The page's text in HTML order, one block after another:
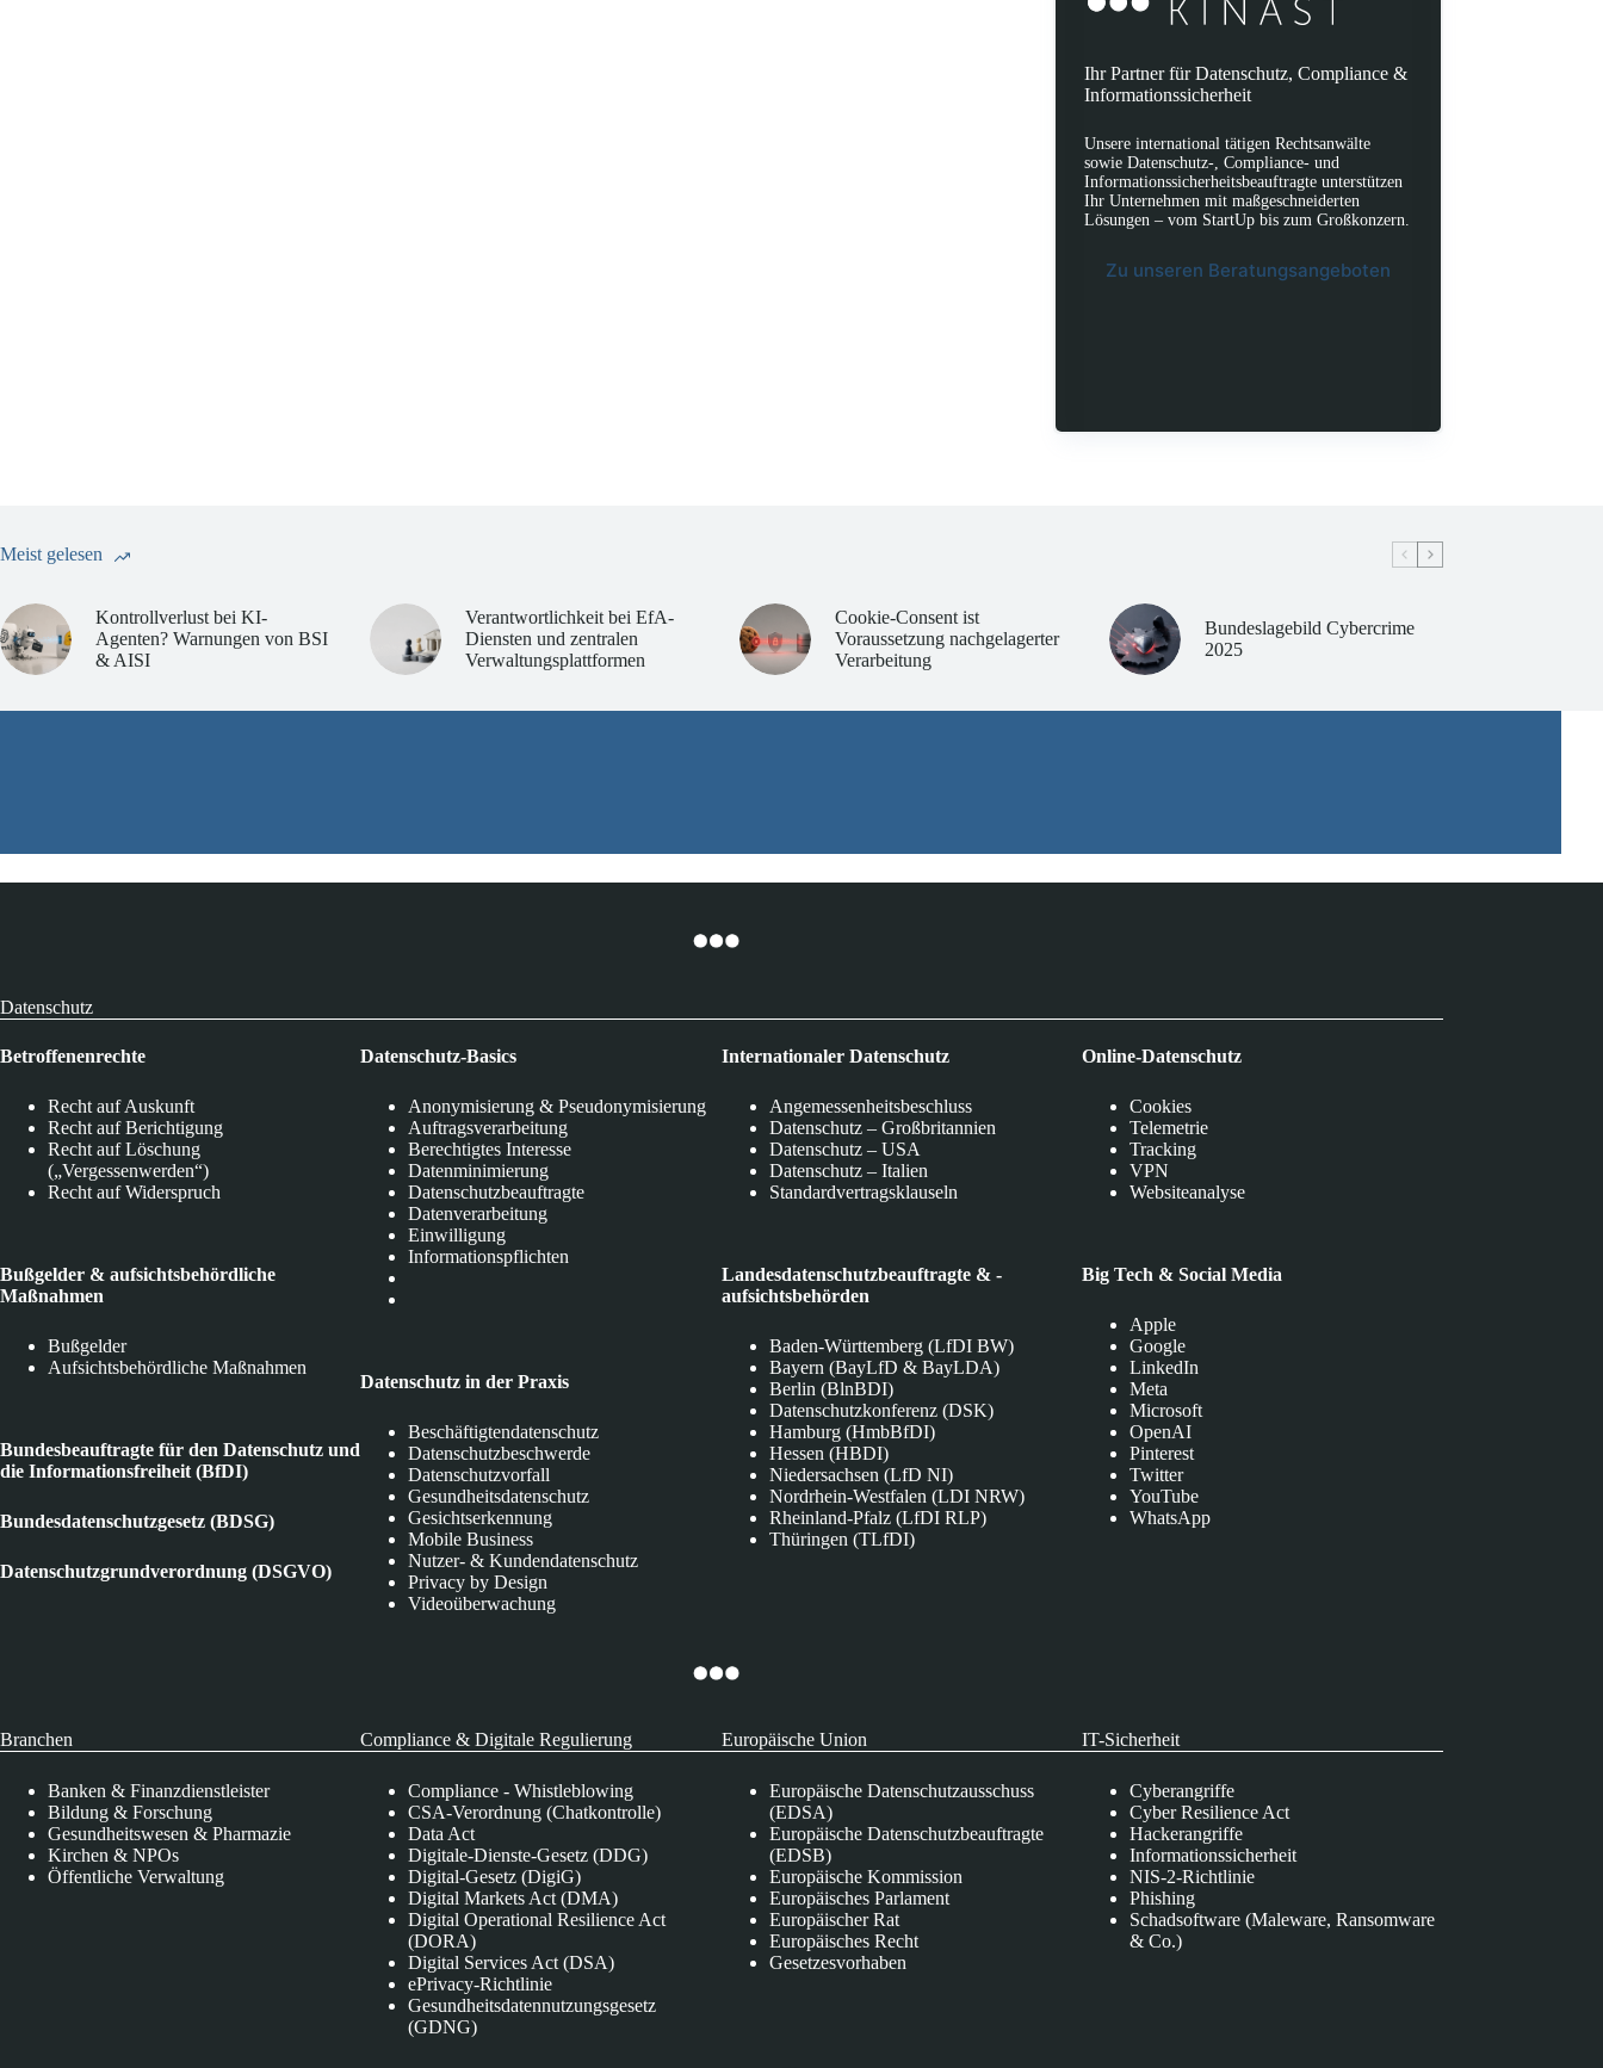
Ihr Partner für Datenschutz, Compliance &
Informationssicherheit
Unsere international tätigen Rechtsanwälte
sowie Datenschutz-, Compliance- und
Informationssicherheitsbeauftragte unterstützen
Ihr Unternehmen mit maßgeschneiderten
Lösungen – vom StartUp bis zum Großkonzern.
Zu unseren Beratungsangeboten
Meist gelesen
Kontrollverlust bei KI-
Agenten? Warnungen von BSI
& AISI
Verantwortlichkeit bei EfA-
Diensten und zentralen
Verwaltungsplattformen
Cookie-Consent ist
Voraussetzung nachgelagerter
Verarbeitung
Bundeslagebild Cybercrime
2025
Datenschutz
Betroffenenrechte
Recht auf Auskunft
Recht auf Berichtigung
Recht auf Löschung
(„Vergessenwerden“)
Recht auf Widerspruch
Bußgelder & aufsichtsbehördliche
Maßnahmen
Bußgelder
Aufsichtsbehördliche Maßnahmen
Bundesbeauftragte für den Datenschutz und
die Informationsfreiheit (BfDI)
Bundesdatenschutzgesetz (BDSG)
Datenschutzgrundverordnung (DSGVO)
Datenschutz-Basics
Anonymisierung & Pseudonymisierung
Auftragsverarbeitung
Berechtigtes Interesse
Datenminimierung
Datenschutzbeauftragte
Datenverarbeitung
Einwilligung
Informationspflichten
Datenschutz in der Praxis
Beschäftigtendatenschutz
Datenschutzbeschwerde
Datenschutzvorfall
Gesundheitsdatenschutz
Gesichtserkennung
Mobile Business
Nutzer- & Kundendatenschutz
Privacy by Design
Videoüberwachung
Internationaler Datenschutz
Angemessenheitsbeschluss
Datenschutz – Großbritannien
Datenschutz – USA
Datenschutz – Italien
Standardvertragsklauseln
Landesdatenschutzbeauftragte & -
aufsichtsbehörden
Baden-Württemberg (LfDI BW)
Bayern (BayLfD & BayLDA)
Berlin (BlnBDI)
Datenschutzkonferenz (DSK)
Hamburg (HmbBfDI)
Hessen (HBDI)
Niedersachsen (LfD NI)
Nordrhein-Westfalen (LDI NRW)
Rheinland-Pfalz (LfDI RLP)
Thüringen (TLfDI)
Online-Datenschutz
Cookies
Telemetrie
Tracking
VPN
Websiteanalyse
Big Tech & Social Media
Apple
Google
LinkedIn
Meta
Microsoft
OpenAI
Pinterest
Twitter
YouTube
WhatsApp
Branchen
Banken & Finanzdienstleister
Bildung & Forschung
Gesundheitswesen & Pharmazie
Kirchen & NPOs
Öffentliche Verwaltung
Compliance & Digitale Regulierung
Compliance - Whistleblowing
CSA-Verordnung (Chatkontrolle)
Data Act
Digitale-Dienste-Gesetz (DDG)
Digital-Gesetz (DigiG)
Digital Markets Act (DMA)
Digital Operational Resilience Act
(DORA)
Digital Services Act (DSA)
ePrivacy-Richtlinie
Gesundheitsdatennutzungsgesetz
(GDNG)
Europäische Union
Europäische Datenschutzausschuss
(EDSA)
Europäische Datenschutzbeauftragte
(EDSB)
Europäische Kommission
Europäisches Parlament
Europäischer Rat
Europäisches Recht
Gesetzesvorhaben
IT-Sicherheit
Cyberangriffe
Cyber Resilience Act
Hackerangriffe
Informationssicherheit
NIS-2-Richtlinie
Phishing
Schadsoftware (Maleware, Ransomware
& Co.)